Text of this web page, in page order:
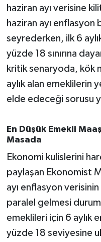
haziran ayı verisine
haziran ayı
seyrederken, ilk 6
yüzde 18 sınırına
kritik senaryoda, kök
aylık alan emeklilerin
elde edeceği sorusu
En Düşük Emekli
Masada
Ekonomi kulislerini
paylaşan Ekonomist
ayı enflasyon
paralel gelmesi
emeklileri için 6 aylık
yüzde 18 seviyesine
Resmi İlanlar
SAĞLIK
Savaştepe
SEYAHAT
Sındırgı
SPOR
SÜRMANŞET
TARİHTE BUGÜN